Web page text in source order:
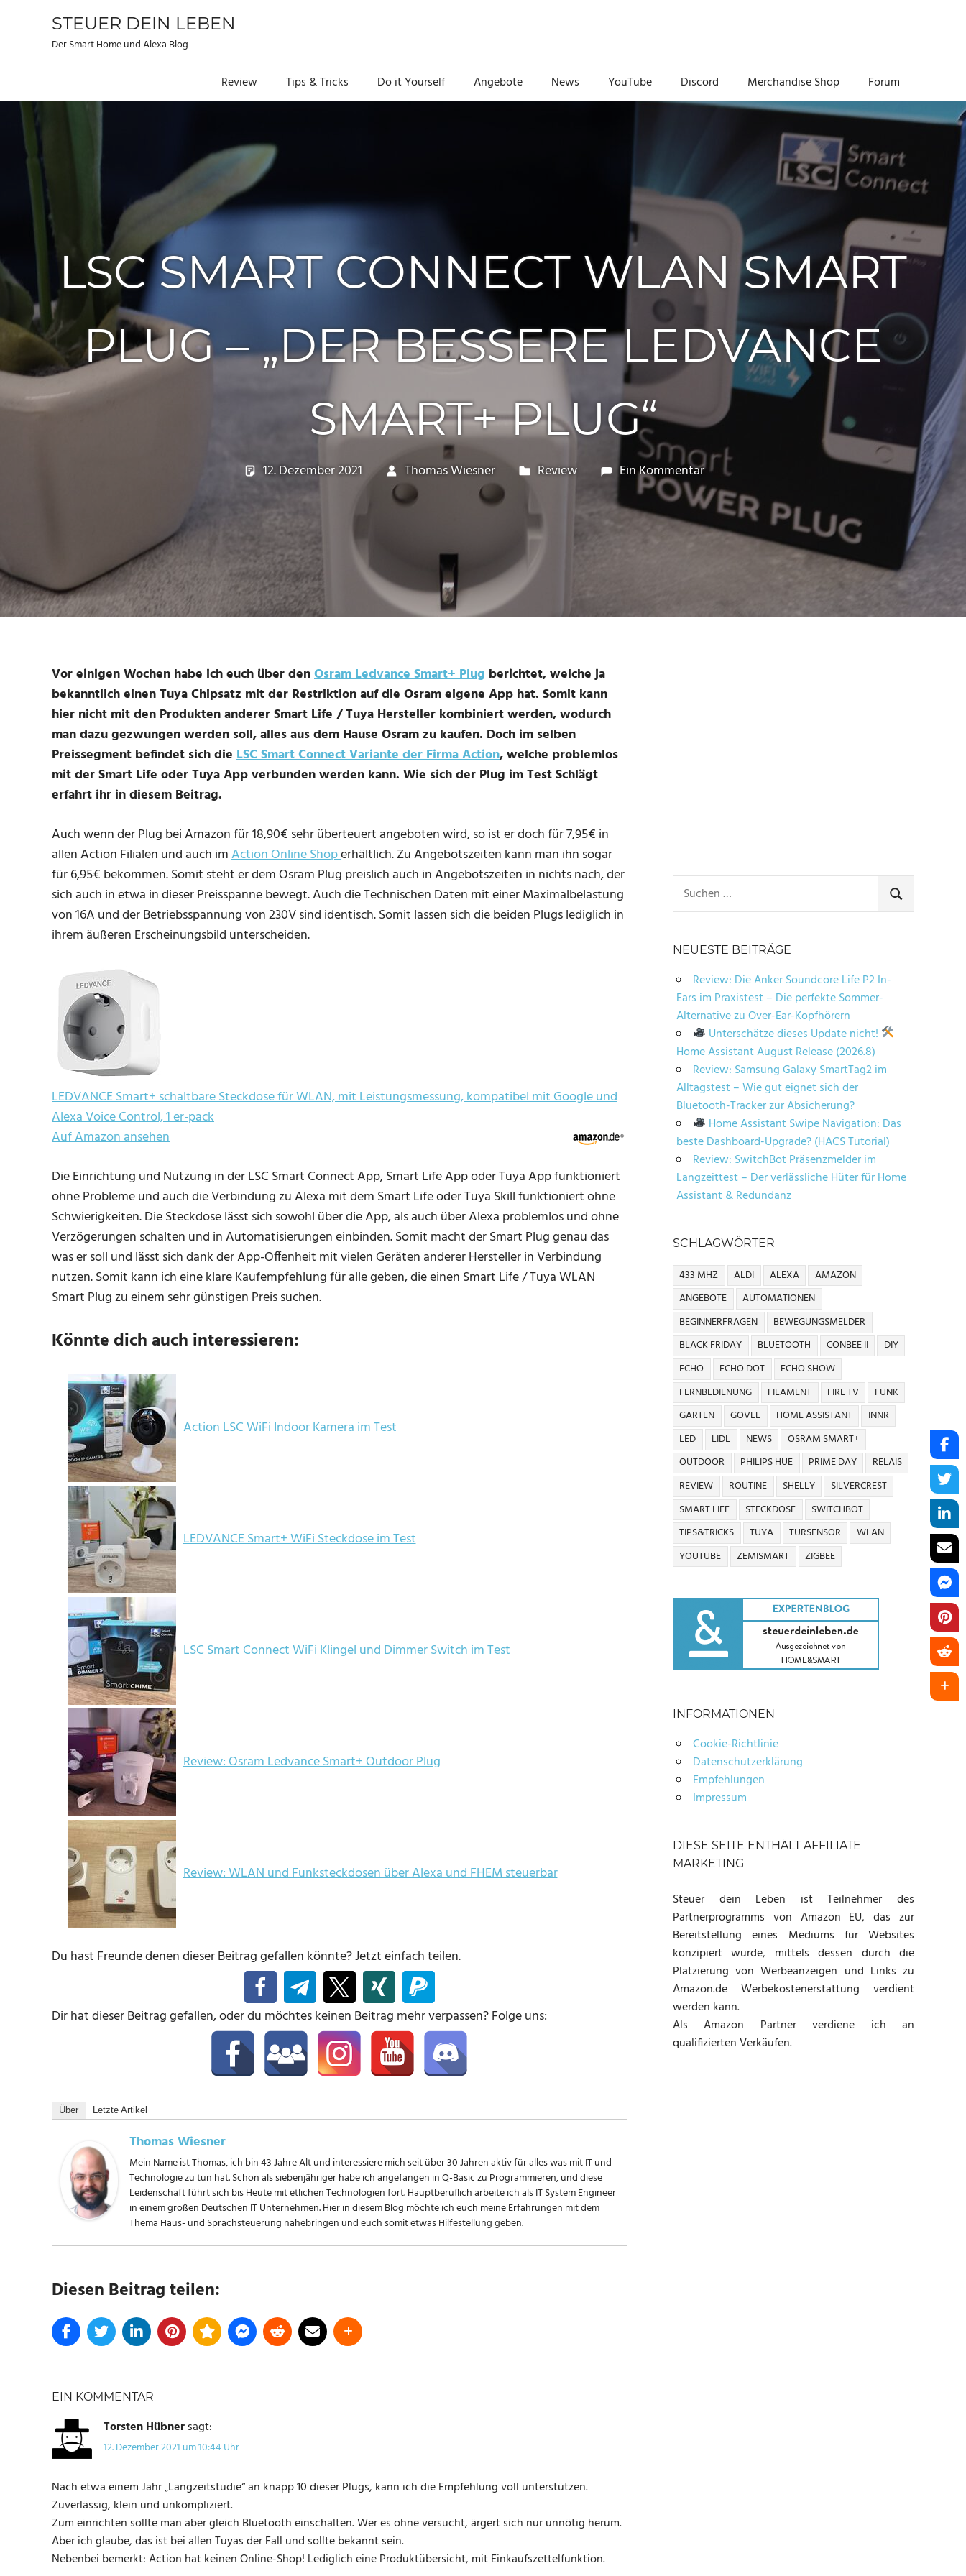
Zum
Inhalt
springen
STEUER DEIN LEBEN
Der Smart Home und Alexa Blog
Review Tips & Tricks Do it Yourself Angebote News YouTube Discord Merchandise Shop Forum
LSC SMART CONNECT WLAN SMART
PLUG – „DER BESSERE LEDVANCE
SMART+ PLUG“
12. Dezember 2021 Thomas Wiesner Review Ein Kommentar
Vor einigen Wochen habe ich euch über denOsram Ledvance Smart+ Plug berichtet, welche ja
bekanntlich einen Tuya Chipsatz mit der Restriktion auf die Osram eigene App hat. Somit kann
hier nicht mit den Produkten anderer Smart Life / Tuya Hersteller kombiniert werden, wodurch
man dazu gezwungen werden soll, alles aus dem Hause Osram zu kaufen. Doch im selben
Preissegment befindet sich die LSC Smart Connect Variante der Firma Action, welche problemlos
mit der Smart Life oder Tuya App verbunden werden kann. Wie sich der Plug im Test Schlägt
erfahrt ihr in diesem Beitrag.
Auch wenn der Plug bei Amazon für 18,90€ sehr überteuert angeboten wird, so ist er doch für 7,95€ in
allen Action Filialen und auch imAction Online Shoperhältlich. Zu Angebotszeiten kann man ihn sogar
für 6,95€ bekommen. Somit steht er dem Osram Plug preislich auch in Angebotszeiten in nichts nach, der
sich auch in etwa in dieser Preisspanne bewegt. Auch die Technischen Daten mit einer Maximalbelastung
von 16A und der Betriebsspannung von 230V sind identisch. Somit lassen sich die beiden Plugs lediglich in
ihrem äußeren Erscheinungsbild unterscheiden.
LEDVANCE Smart+ schaltbare Steckdose für WLAN, mit Leistungsmessung, kompatibel mit Google und
Alexa Voice Control, 1 er-pack
Auf Amazon ansehen
Die Einrichtung und Nutzung in der LSC Smart Connect App, Smart Life App oder Tuya App funktioniert
ohne Probleme und auch die Verbindung zu Alexa mit dem Smart Life oder Tuya Skill funktioniert ohne
Schwierigkeiten. Die Steckdose lässt sich sowohl über die App, als auch über Alexa problemlos und ohne
Verzögerungen schalten und in Automatisierungen einbinden. Somit macht der Smart Plug genau das
was er soll und lässt sich dank der App-Offenheit mit vielen Geräten anderer Hersteller in Verbindung
nutzen. Somit kann ich eine klare Kaufempfehlung für alle geben, die einen Smart Life / Tuya WLAN
Smart Plug zu einem sehr günstigen Preis suchen.
Könnte dich auch interessieren:
Action LSC WiFi Indoor Kamera im Test
LEDVANCE Smart+ WiFi Steckdose im Test
LSC Smart Connect WiFi Klingel und Dimmer Switch im Test
Review: Osram Ledvance Smart+ Outdoor Plug
Review: WLAN und Funksteckdosen über Alexa und FHEM steuerbar
Du hast Freunde denen dieser Beitrag gefallen könnte? Jetzt einfach teilen.
Dir hat dieser Beitrag gefallen, oder du möchtes keinen Beitrag mehr verpassen? Folge uns:
Über Letzte Artikel
Thomas Wiesner
Mein Name ist Thomas, ich bin 43 Jahre Alt und interessiere mich seit über 30 Jahren aktiv für alles was mit IT und
Technologie zu tun hat. Schon als siebenjähriger habe ich angefangen in Q-Basic zu Programmieren, und diese
Leidenschaft führt sich bis Heute mit etlichen Technologien fort. Hauptberuflich arbeite ich als IT System Engineer
in einem großen Deutschen IT Unternehmen. Hier in diesem Blog möchte ich euch meine Erfahrungen mit dem
Thema Haus- und Sprachsteuerung nahebringen und euch somit etwas Hilfestellung geben.
Diesen Beitrag teilen:
LSC
CONNECT
SMART
LIFE
TUYA
WLAN
EIN KOMMENTAR
Torsten Hübnersagt:
12. Dezember 2021 um 10:44 Uhr
Nach etwa einem Jahr „Langzeitstudie“ an knapp 10 dieser Plugs, kann ich die Empfehlung voll unterstützen.
Zuverlässig, klein und unkompliziert.
Zum einrichten sollte man aber gleich Bluetooth einschalten. Wer es ohne versucht, ärgert sich nur unnötig herum.
Aber ich glaube, das ist bei allen Tuyas der Fall und sollte bekannt sein.
Nebenbei bemerkt: Action hat keinen Online-Shop! Lediglich eine Produktübersicht, mit Einkaufszettelfunktion.
nach:
SUCHEN
NEUESTE BEITRÄGE
Review: Die Anker Soundcore Life P2 In-
Ears im Praxistest – Die perfekte Sommer-
Alternative zu Over-Ear-Kopfhörern
Unterschätze dieses Update nicht!
Home Assistant August Release (2026.8)
Review: Samsung Galaxy SmartTag2 im
Alltagstest – Wie gut eignet sich der
Bluetooth-Tracker zur Absicherung?
Home Assistant Swipe Navigation: Das
beste Dashboard-Upgrade? (HACS Tutorial)
Review: SwitchBot Präsenzmelder im
Langzeittest – Der verlässliche Hüter für Home
Assistant & Redundanz
SCHLAGWÖRTER
433 MHZ ALDI ALEXA
AMAZON
ANGEBOTE
AUTOMATIONEN
BEGINNERFRAGEN
BEWEGUNGSMELDER
BLACK FRIDAY
BLUETOOTH CONBEE II
DIY
ECHO
ECHO DOT
ECHO SHOW
FERNBEDIENUNG
FILAMENT FIRE TV
FUNK
GARTEN
GOVEE HOME ASSISTANT
INNR
LED
LIDL NEWS
OSRAM SMART+
OUTDOOR
PHILIPS HUE PRIME DAY
RELAIS
REVIEW
ROUTINE SHELLY
SILVERCREST
SMART LIFE
STECKDOSE
SWITCHBOT
TIPS&TRICKS
TUYA TÜRSENSOR
WLAN
YOUTUBE
ZEMISMART ZIGBEE
INFORMATIONEN
Cookie-Richtlinie
Datenschutzerklärung
Empfehlungen
Impressum
DIESE SEITE ENTHÄLT AFFILIATE
MARKETING
Steuer dein Leben ist Teilnehmer des
Partnerprogramms von Amazon EU, das zur
Bereitstellung eines Mediums für Websites
konzipiert wurde, mittels dessen durch die
Platzierung von Werbeanzeigen und Links zu
Amazon.de Werbekostenerstattung verdient
werden kann.
Als Amazon Partner verdiene ich an
qualifizierten Verkäufen.